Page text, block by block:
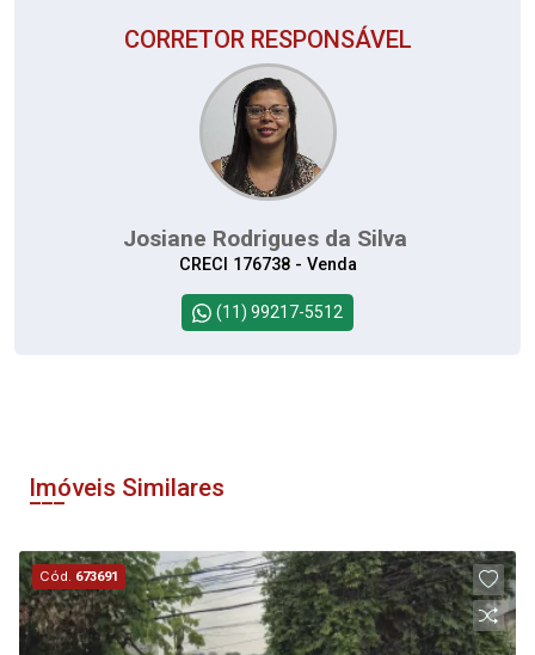
CORRETOR RESPONSÁVEL
Josiane Rodrigues da Silva
CRECI 176738 - Venda
(11) 99217-5512
Imóveis Similares
Cód. 673691